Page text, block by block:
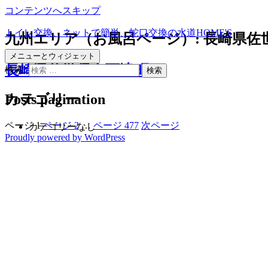
コンテンツへスキップ
トイレ交換、ネットで簡単、蛇口交換の水道HOME'S
メニューとウィジェット
検索:
カテゴリー
カテゴリーなし
九州エリア（お風呂ページ）:長崎県佐
長崎県佐世保市万津町
Posts pagination
ページ1 ページ2 … ページ 477 次ページ
Proudly powered by WordPress